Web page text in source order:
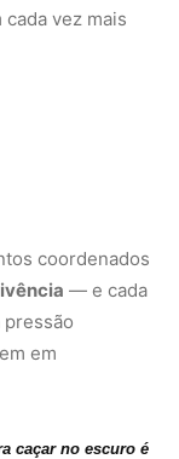
vez mais
coordenados
— e cada
em
caçar no escuro é